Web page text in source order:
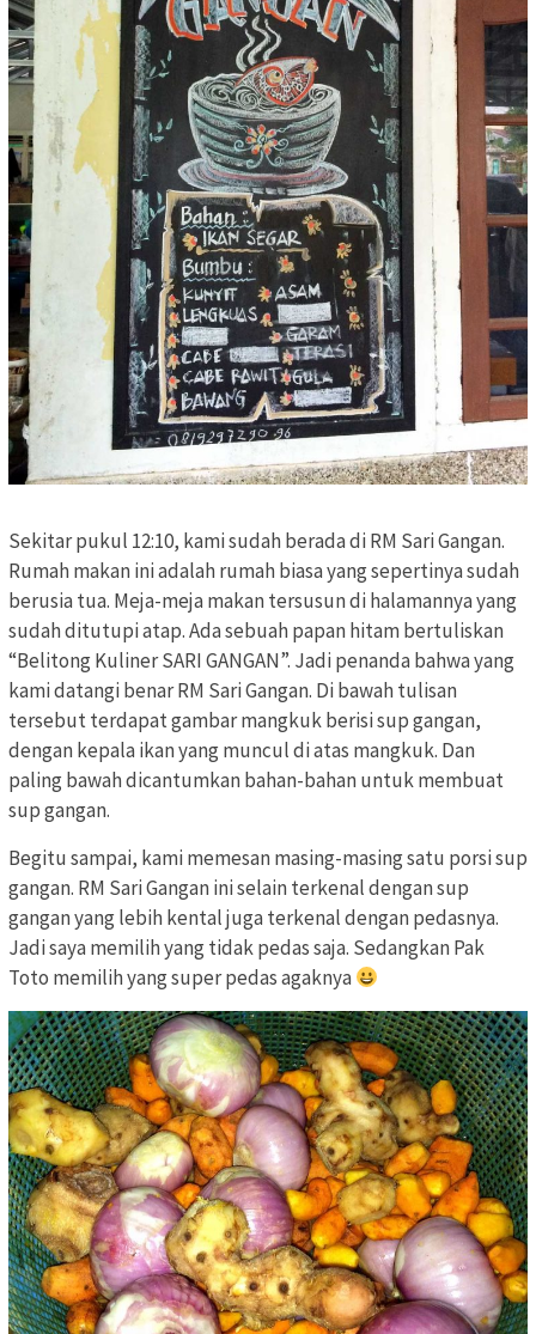
Sekitar pukul 12:10, kami sudah berada di RM Sari Gangan.
Rumah makan ini adalah rumah biasa yang sepertinya sudah
berusia tua. Meja-meja makan tersusun di halamannya yang
sudah ditutupi atap. Ada sebuah papan hitam bertuliskan
“Belitong Kuliner SARI GANGAN”. Jadi penanda bahwa yang
kami datangi benar RM Sari Gangan. Di bawah tulisan
tersebut terdapat gambar mangkuk berisi sup gangan,
dengan kepala ikan yang muncul di atas mangkuk. Dan
paling bawah dicantumkan bahan-bahan untuk membuat
sup gangan.
Begitu sampai, kami memesan masing-masing satu porsi sup
gangan. RM Sari Gangan ini selain terkenal dengan sup
gangan yang lebih kental juga terkenal dengan pedasnya.
Jadi saya memilih yang tidak pedas saja. Sedangkan Pak
Toto memilih yang super pedas agaknya